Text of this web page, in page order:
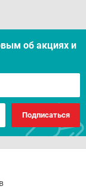
об акцияx и
Подписаться